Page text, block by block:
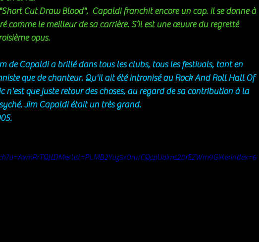
Cut Draw Blood",  Capaldi franchit encore un cap. Il se donne à
comme le meilleur de sa carrière. S’il est une œuvre du regretté
opus.
de Capaldi a brillé dans tous les clubs, tous les festivals, tant en
que de chanteur. Qu'il ait été intronisé au Rock And Roll Hall Of
n'est que juste retour des choses, au regard de sa contribution à la
Jim Capaldi était un très grand.